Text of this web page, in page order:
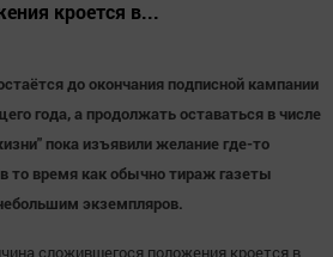
кроется в...
до окончания подписной кампании
года, а продолжать оставаться в числе
пока изъявили желание где-то
то время как обычно тираж газеты
экземпляров.
сложившегося положения кроется в